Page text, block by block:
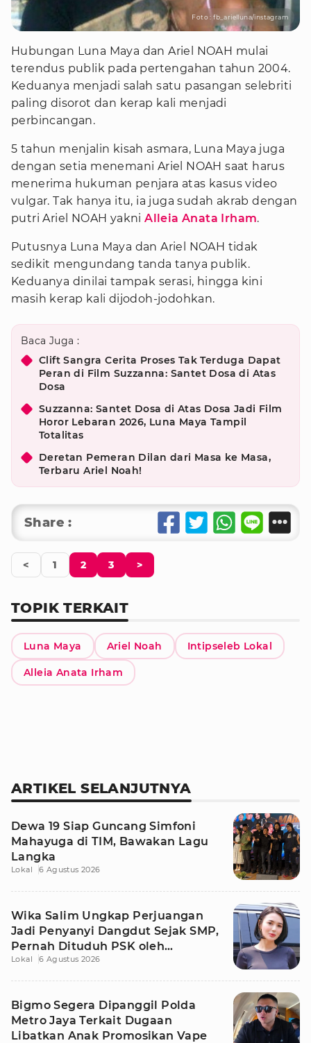
Foto : fb_arielluna/instagram
Hubungan Luna Maya dan Ariel NOAH mulai
terendus publik pada pertengahan tahun 2004.
Keduanya menjadi salah satu pasangan selebriti
paling disorot dan kerap kali menjadi
perbincangan.
5 tahun menjalin kisah asmara, Luna Maya juga
dengan setia menemani Ariel NOAH saat harus
menerima hukuman penjara atas kasus video
vulgar. Tak hanya itu, ia juga sudah akrab dengan
putri Ariel NOAH yakniAlleia Anata Irham.
Putusnya Luna Maya dan Ariel NOAH tidak
sedikit mengundang tanda tanya publik.
Keduanya dinilai tampak serasi, hingga kini
masih kerap kali dijodoh-jodohkan.
Baca Juga :
Clift Sangra Cerita Proses Tak Terduga Dapat
Peran di Film Suzzanna: Santet Dosa di Atas
Dosa
Suzzanna: Santet Dosa di Atas Dosa Jadi Film
Horor Lebaran 2026, Luna Maya Tampil
Totalitas
Deretan Pemeran Dilan dari Masa ke Masa,
Terbaru Ariel Noah!
Share :
< 1 2 3 >
TOPIK TERKAIT
Luna Maya Ariel Noah Intipseleb Lokal
Alleia Anata Irham
ARTIKEL SELANJUTNYA
Dewa 19 Siap Guncang Simfoni
Mahayuga di TIM, Bawakan Lagu
Langka
Lokal 6 Agustus 2026
Wika Salim Ungkap Perjuangan
Jadi Penyanyi Dangdut Sejak SMP,
Pernah Dituduh PSK oleh
Tetangga
Lokal 6 Agustus 2026
Bigmo Segera Dipanggil Polda
Metro Jaya Terkait Dugaan
Libatkan Anak Promosikan Vape